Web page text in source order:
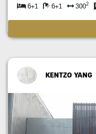
6+1 6+1 3002
KENTZO YANG